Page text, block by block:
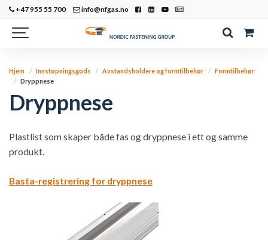
+47 955 55 700 info@nfgas.no
Hjem Innstøpningsgods Avstandsholdere og formtilbehør
Formtilbehør
Dryppnese
Dryppnese
Plastlist som skaper både fas og dryppnese i ett og samme
produkt.
Basta-registrering for dryppnese